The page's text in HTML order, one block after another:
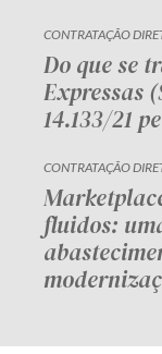
CONTRATAÇÃO
Do que se
Expressas
14.133/21
CONTRATAÇÃO
fluidos: